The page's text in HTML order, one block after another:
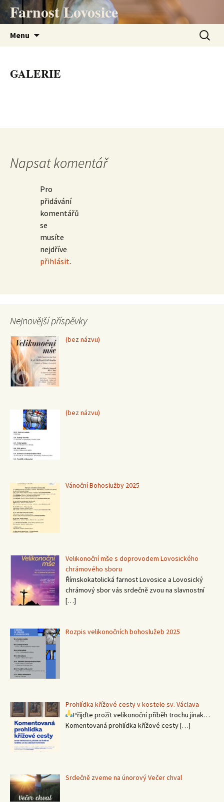
PřejítFarnost Lovosice
Menu
GALERIE
Napsat komentář
Pro
přidávání
komentářů
se
musíte
nejdříve
přihlásit.
Nejnovější příspěvky
(bez názvu)Příspěvek
(bez názvu)Příspěvek
Vánoční Bohoslužby 2025
Velikonoční mše s doprovodem Lovosického
chrámového sboru
Římskokatolická farnost Lovosice a Lovosický
chrámový sbor vás srdečně zvou na slavnostní
[…]
Rozpis velikonočních bohoslužeb 2025
Prohlídka křížové cesty v kostele sv. Václava
Přijďte prožít velikonoční příběh trochu jinak…
Komentovaná prohlídka křížové cesty[…]
Srdečně zveme na únorový Večer chval